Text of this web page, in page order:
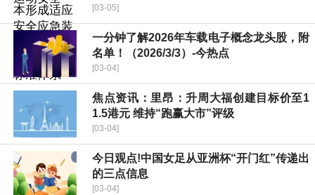
[03-05]
一分钟了解2026年车载电子概念龙头股，附
名单！（2026/3/3）-今热点
[03-04]
焦点资讯：里昂：升周大福创建目标价至1
1.5港元 维持“跑赢大市”评级
[03-04]
今日观点!中国女足从亚洲杯“开门红”传递出
的三点信息
[03-04]